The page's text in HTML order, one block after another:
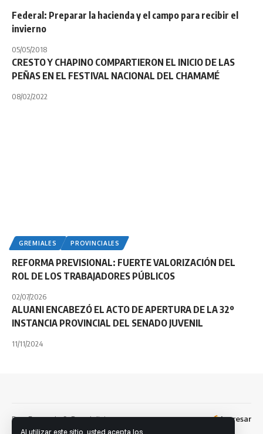
Al utilizar este sitio, usted acepta los
Federal: Preparar la hacienda y el campo para recibir el
invierno
05/05/2018
CRESTO Y CHAPINO COMPARTIERON EL INICIO DE LAS
PEÑAS EN EL FESTIVAL NACIONAL DEL CHAMAMÉ
08/02/2022
GREMIALES PROVINCIALES
REFORMA PREVISIONAL: FUERTE VALORIZACIÓN DEL
ROL DE LOS TRABAJADORES PÚBLICOS
02/07/2026
ALUANI ENCABEZÓ EL ACTO DE APERTURA DE LA 32º
INSTANCIA PROVINCIAL DEL SENADO JUVENIL
11/11/2024
Dev: Fernando S. Brandolini Facebook Ingresar